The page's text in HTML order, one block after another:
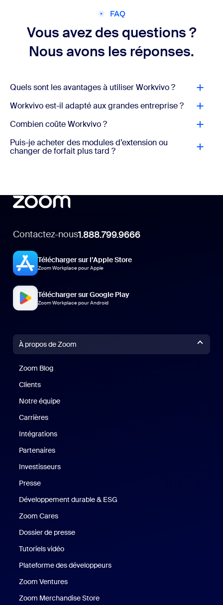
FAQ
Vous avez des questions ?
Nous avons les réponses.
Quels sont les avantages à utiliser Workvivo ?
Workvivo est-il adapté aux grandes entreprise ?
Combien coûte Workvivo ?
Puis-je acheter des modules d’extension ou
changer de forfait plus tard ?
Contactez-nous1.888.799.9666
Télécharger sur l’Apple Store
Zoom Workplace pour Apple
Télécharger sur Google Play
Zoom Workplace pour Android
À propos de Zoom
Zoom Blog
Clients
Notre équipe
Carrières
Intégrations
Partenaires
Investisseurs
Presse
Développement durable & ESG
Zoom Cares
Dossier de presse
Tutoriels vidéo
Plateforme des développeurs
Zoom Ventures
Zoom Merchandise Store